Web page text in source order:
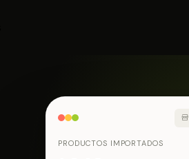
PRODUCTOS IMPORTADOS